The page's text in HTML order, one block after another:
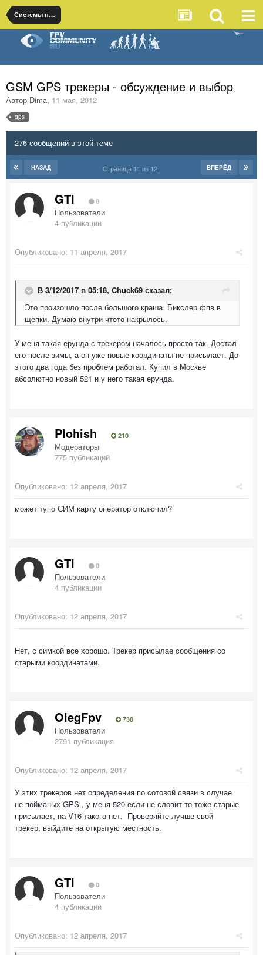
Системы поиска
GSM GPS трекеры - обсуждение и выбор
Автор Dima, 11 мая, 2012
gps
276 сообщений в этой теме
НАЗАД ВПЕРЁД
Страница 11 из 12
GTI 0
Пользователи
4 публикации
Опубликовано: 11 апреля, 2017
В 3/12/2017 в 05:18, Chuck69 сказал:
Это произошло после большого краша. Бикслер фпв в
щепки. Думаю внутри чтото накрылось.
У меня такая ерунда с трекером началось просто так. Достал
его после зимы, а он уже новые координаты не присылает. До
этого два года без проблем работал. Купил в Москве
абсолютно новый 521 и у него такая ерунда.
Plohish 210
Модераторы
775 публикаций
Опубликовано: 12 апреля, 2017
может тупо СИМ карту оператор отключил?
GTI 0
Пользователи
4 публикации
Опубликовано: 12 апреля, 2017
Нет, с симкой все хорошо. Трекер присылае сообщения со
старыми координатами.
OlegFpv 738
Пользователи
2791 публикация
Опубликовано: 12 апреля, 2017
У этих трекеров нет определения по сотовой связи в случае
не пойманых GPS , у меня 520 если не словит то тоже старые
присылает, на V16 такого нет. Проверяйте лучше свой
трекер, выйдите на открытую местность.
GTI 0
Пользователи
4 публикации
Опубликовано: 12 апреля, 2017